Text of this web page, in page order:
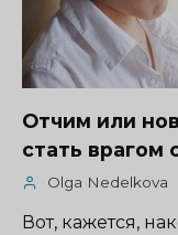
Отчим или
стать врагом
Olga Nedelkova
Вот, кажется,